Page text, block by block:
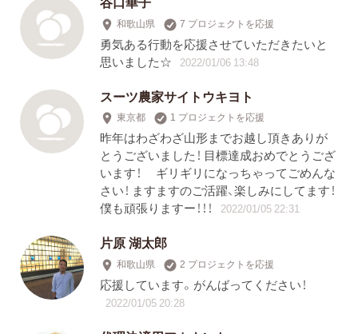
和歌山県 7 プロジェクトを応援
勇気ある行動を応援させていただきたいと
思いました☆
2022/01/06 13:48
スーツ農家サイトウキヨト
東京都 1 プロジェクトを応援
昨年はわざわざ山形までお越し頂きありが
とうございました！ 目標達成おめでとうござ
います！ ギリギリになっちゃってごめんな
さい！ ますますのご活躍、楽しみにしてます！
僕も頑張りますー！！！
2022/01/05 22:31
片原 湖太郎
和歌山県 2 プロジェクトを応援
応援しています。がんばってください！
2022/01/05 20:28